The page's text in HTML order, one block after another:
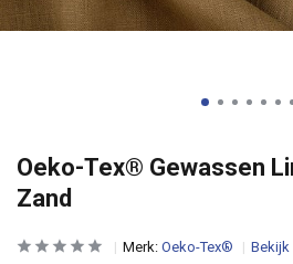
Oeko-Tex® Gewassen
Zand
Merk: Oeko-Tex® Bekijk